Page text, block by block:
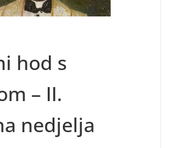
hod s
– II.
nedjelja